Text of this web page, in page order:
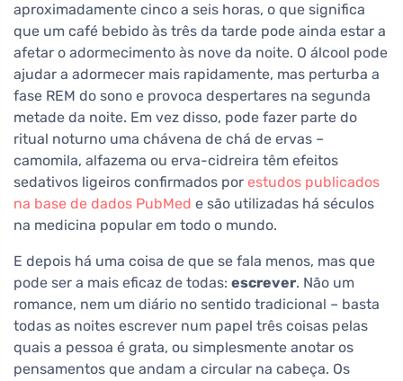
aproximadamente cinco a seis horas, o que significa
que um café bebido às três da tarde pode ainda estar a
afetar o adormecimento às nove da noite. O álcool pode
ajudar a adormecer mais rapidamente, mas perturba a
fase REM do sono e provoca despertares na segunda
metade da noite. Em vez disso, pode fazer parte do
ritual noturno uma chávena de chá de ervas –
camomila, alfazema ou erva-cidreira têm efeitos
sedativos ligeiros confirmados por estudos publicados
na base de dados PubMed e são utilizadas há séculos
na medicina popular em todo o mundo.
E depois há uma coisa de que se fala menos, mas que
pode ser a mais eficaz de todas: escrever. Não um
romance, nem um diário no sentido tradicional – basta
todas as noites escrever num papel três coisas pelas
quais a pessoa é grata, ou simplesmente anotar os
pensamentos que andam a circular na cabeça. Os